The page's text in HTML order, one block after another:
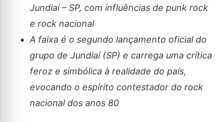
Jundiaí – SP, com influências de punk rock
e rock nacional
A faixa é o segundo lançamento oficial do
grupo de Jundiaí (SP) e carrega uma crítica
feroz e simbólica à realidade do país,
evocando o espírito contestador do rock
nacional dos anos 80